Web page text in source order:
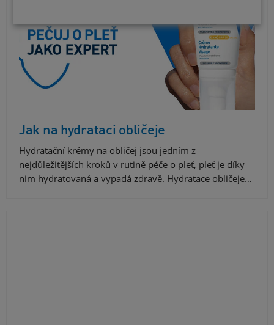
Jak na hydrataci obličeje
Hydratační krémy na obličej jsou jedním z
nejdůležitějších kroků v rutině péče o pleť, pleť je díky
nim hydratovaná a vypadá zdravě. Hydratace obličeje…